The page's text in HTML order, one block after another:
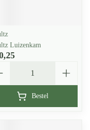
Luizenkam
Bestel